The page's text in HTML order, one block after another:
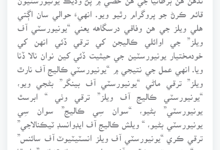
قائم ڪرڻ جو پروگرام رٿيو ويو. انهيءَ حوالي سان اڳتي
هلي ويلز جي هن وفاقي درسگاهه يعني “يونيورسٽي آف
ويلز” جي اوائلي ڪاليجن کي ترقي ڏئي انهن کي
خودمختيار يونيورسٽين جي حيثيت ڏئي کين نوان نالا ڏنا
ويا. انهي عمل جي نتيجي ۾ “يونيورسٽي ڪاليج آف نارٿ
ويلز” ترقي ماڻي “يونيورسٽي آف بينگر” بڻجي ويو،
“يونيورسٽي ڪاليج آف ويلز” ترقي وٺي “ ابرسٿ
يونيورسٽي” بڻيو، “سوان سِي ڪاليج” سوان سِي
يونيورسٽي بڻيو، “ ويلش ڪاليج آف ايڊوانسڊ ٽيڪنالاجي”
ترقي ڪري “يونيورسٽي آف ويلز انسٽيٽيوٽ آف سائنس”
۽ “يونيورسٽي ڪاليج آف ويلز ۽ مونمائوٿشائير” ارتقا